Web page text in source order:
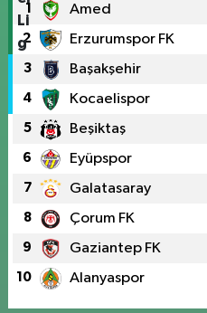
1 Amed
2 Erzurumspor FK
3 Başakşehir
4 Kocaelispor
5 Beşiktaş
6 Eyüpspor
7 Galatasaray
8 Çorum FK
9 Gaziantep FK
10 Alanyaspor